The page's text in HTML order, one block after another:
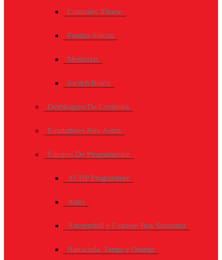
Controles Xhorse
Fundas Silicon
Memorias
Switch Botón
Desbloqueo De Controles
Emuladores Para Autos
Equipos De Programación
ACDP Programmer
Autel
Autoprofull y Extreme Box Simulator
Barracuda, Tango y Orange